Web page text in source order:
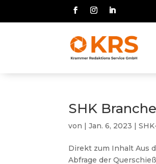
SHK
von |Jan. 6, 2023 |
Direkt zum Inhalt Aus
Abfrage der